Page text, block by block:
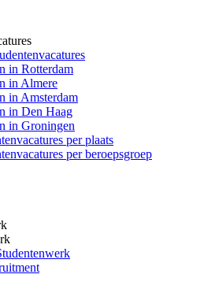
in Rotterdam
in Almere
in Amsterdam
in Den Haag
in Groningen
per plaats
per beroepsgroep